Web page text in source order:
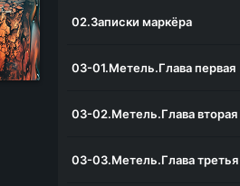
02.Записки маркёра
03-01.Метель.Глава первая
03-02.Метель.Глава вторая
03-03.Метель.Глава третья